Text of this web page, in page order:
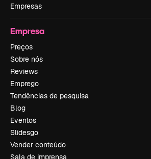
Empresas
Empresa
Preços
Sobre nós
Reviews
Emprego
Tendências de pesquisa
Blog
Eventos
Slidesgo
Vender conteúdo
Sala de imprensa